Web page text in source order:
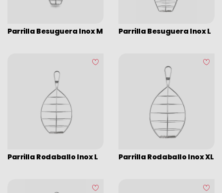
Parrilla Besuguera Inox M Parrilla Besuguera Inox L
Parrilla Rodaballo Inox L Parrilla Rodaballo Inox XL